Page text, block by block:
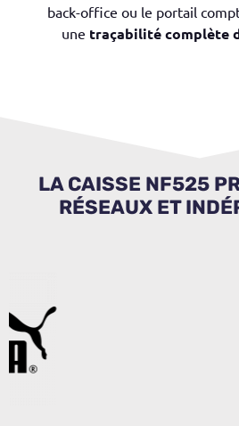
back-office ou le portail
une traçabilité complète
LA CAISSE NF525
RÉSEAUX ET